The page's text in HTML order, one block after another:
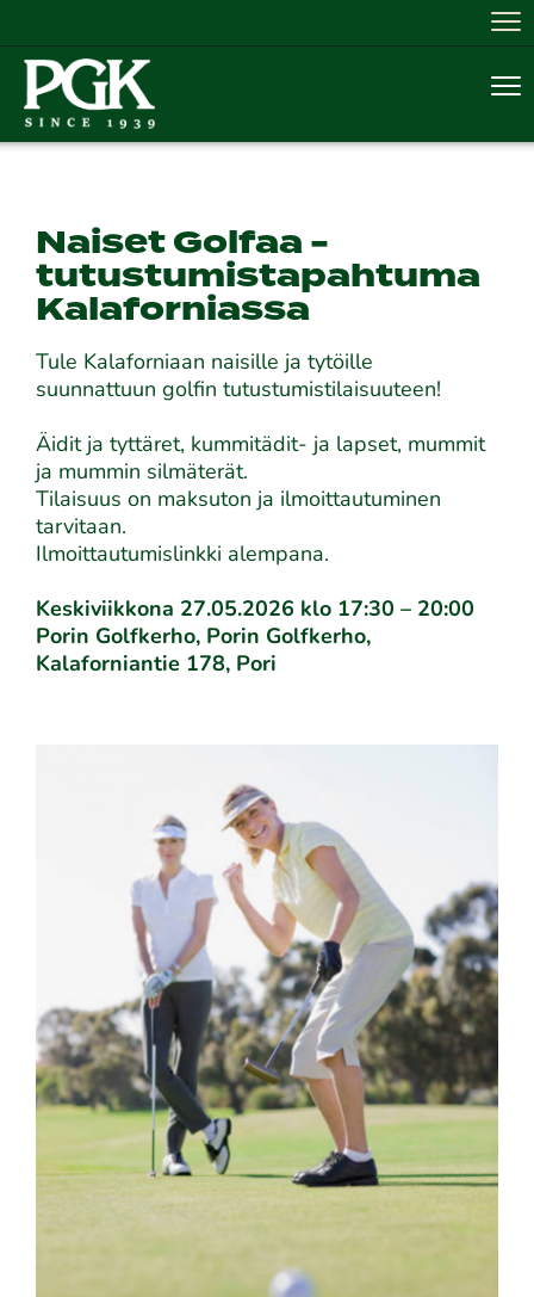
Naiset Golfaa -
tutustumistapahtuma
Kalaforniassa
Tule Kalaforniaan naisille ja tytöille
suunnattuun golfin tutustumistilaisuuteen!
Äidit ja tyttäret, kummitädit- ja lapset, mummit
ja mummin silmäterät.
Tilaisuus on maksuton ja ilmoittautuminen
tarvitaan.
Ilmoittautumislinkki alempana.
Keskiviikkona 27.05.2026 klo 17:30 – 20:00
Porin Golfkerho, Porin Golfkerho,
Kalaforniantie 178, Pori